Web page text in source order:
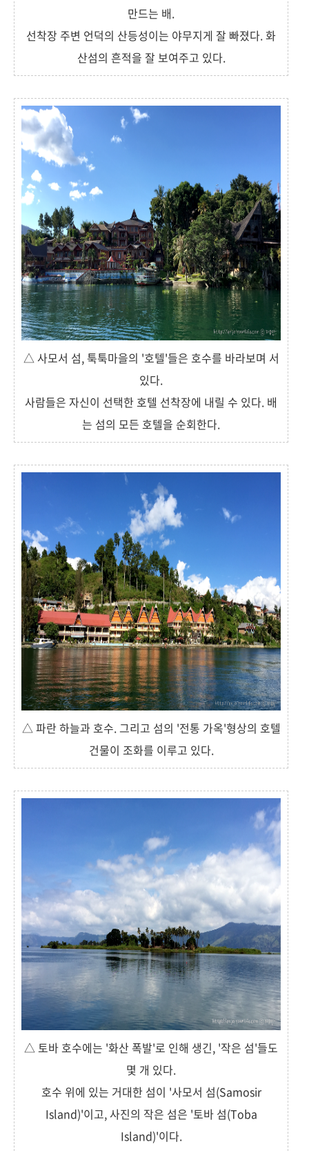
만드는 배.
선착장 주변 언덕의 산등성이는 야무지게 잘 빠졌다. 화
산섬의 흔적을 잘 보여주고 있다.
△ 사모서 섬, 툭툭마을의 '호텔'들은 호수를 바라보며 서
있다.
사람들은 자신이 선택한 호텔 선착장에 내릴 수 있다. 배
는 섬의 모든 호텔을 순회한다.
△ 파란 하늘과 호수. 그리고 섬의 '전통 가옥'형상의 호텔
건물이 조화를 이루고 있다.
△ 토바 호수에는 '화산 폭발'로 인해 생긴, '작은 섬'들도
몇 개 있다.
호수 위에 있는 거대한 섬이 '사모서 섬(Samosir
Island)'이고, 사진의 작은 섬은 '토바 섬(Toba
Island)'이다.